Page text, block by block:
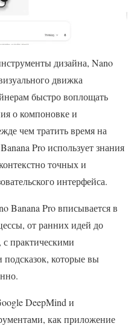
дизайна, Nano
движка
быстро воплощать
о компоновке и
чем тратить время на
Pro использует знания
точных и
интерфейса.
Banana Pro вписывается в
от ранних идей до
с практическими
которые вы
DeepMind и
как приложение